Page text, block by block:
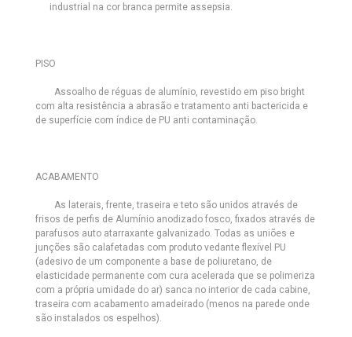
industrial na cor branca permite assepsia.
PISO
Assoalho de réguas de alumínio, revestido em piso bright
com alta resistência a abrasão e tratamento anti bactericida e
de superfície com índice de PU anti contaminação.
ACABAMENTO
As laterais, frente, traseira e teto são unidos através de
frisos de perfis de Alumínio anodizado fosco, fixados através de
parafusos auto atarraxante galvanizado. Todas as uniões e
junções são calafetadas com produto vedante flexível PU
(adesivo de um componente a base de poliuretano, de
elasticidade permanente com cura acelerada que se polimeriza
com a própria umidade do ar) sanca no interior de cada cabine,
traseira com acabamento amadeirado (menos na parede onde
são instalados os espelhos).